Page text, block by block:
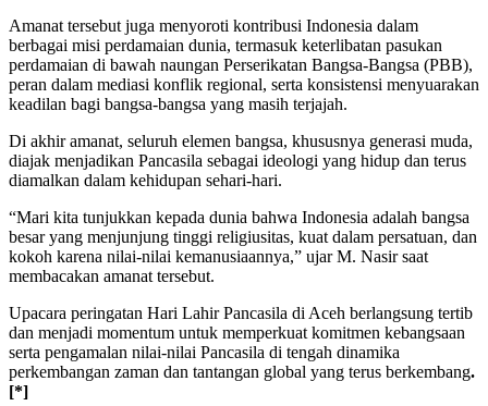
Amanat tersebut juga menyoroti kontribusi Indonesia dalam
berbagai misi perdamaian dunia, termasuk keterlibatan pasukan
perdamaian di bawah naungan Perserikatan Bangsa-Bangsa (PBB),
peran dalam mediasi konflik regional, serta konsistensi menyuarakan
keadilan bagi bangsa-bangsa yang masih terjajah.
Di akhir amanat, seluruh elemen bangsa, khususnya generasi muda,
diajak menjadikan Pancasila sebagai ideologi yang hidup dan terus
diamalkan dalam kehidupan sehari-hari.
“Mari kita tunjukkan kepada dunia bahwa Indonesia adalah bangsa
besar yang menjunjung tinggi religiusitas, kuat dalam persatuan, dan
kokoh karena nilai-nilai kemanusiaannya,” ujar M. Nasir saat
membacakan amanat tersebut.
Upacara peringatan Hari Lahir Pancasila di Aceh berlangsung tertib
dan menjadi momentum untuk memperkuat komitmen kebangsaan
serta pengamalan nilai-nilai Pancasila di tengah dinamika
perkembangan zaman dan tantangan global yang terus berkembang.
[*]